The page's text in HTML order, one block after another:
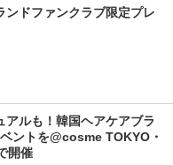
ンドファンクラブ限定プレ
アルも！韓国ヘアケアブラ
ントを@cosme TOKYO・
開催